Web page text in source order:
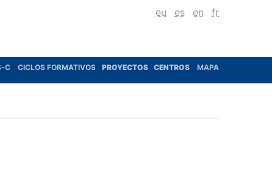
eu es en fr
C CICLOS FORMATIVOS PROYECTOS CENTROS MAPA